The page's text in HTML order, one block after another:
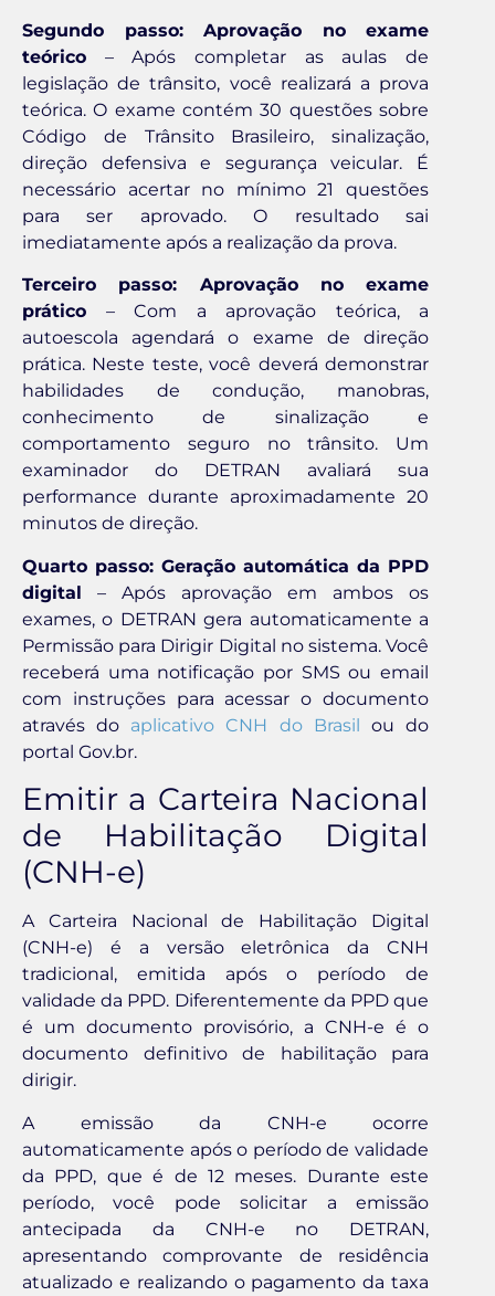
Segundo passo: Aprovação no exame
teórico – Após completar as aulas de
legislação de trânsito, você realizará a prova
teórica. O exame contém 30 questões sobre
Código de Trânsito Brasileiro, sinalização,
direção defensiva e segurança veicular. É
necessário acertar no mínimo 21 questões
para ser aprovado. O resultado sai
imediatamente após a realização da prova.
Terceiro passo: Aprovação no exame
prático – Com a aprovação teórica, a
autoescola agendará o exame de direção
prática. Neste teste, você deverá demonstrar
habilidades de condução, manobras,
conhecimento de sinalização e
comportamento seguro no trânsito. Um
examinador do DETRAN avaliará sua
performance durante aproximadamente 20
minutos de direção.
Quarto passo: Geração automática da PPD
digital – Após aprovação em ambos os
exames, o DETRAN gera automaticamente a
Permissão para Dirigir Digital no sistema. Você
receberá uma notificação por SMS ou email
com instruções para acessar o documento
através do aplicativo CNH do Brasil ou do
portal Gov.br.
Emitir a Carteira Nacional
de Habilitação Digital
(CNH-e)
A Carteira Nacional de Habilitação Digital
(CNH-e) é a versão eletrônica da CNH
tradicional, emitida após o período de
validade da PPD. Diferentemente da PPD que
é um documento provisório, a CNH-e é o
documento definitivo de habilitação para
dirigir.
A emissão da CNH-e ocorre
automaticamente após o período de validade
da PPD, que é de 12 meses. Durante este
período, você pode solicitar a emissão
antecipada da CNH-e no DETRAN,
apresentando comprovante de residência
atualizado e realizando o pagamento da taxa